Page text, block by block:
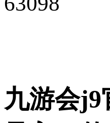
九游会j9